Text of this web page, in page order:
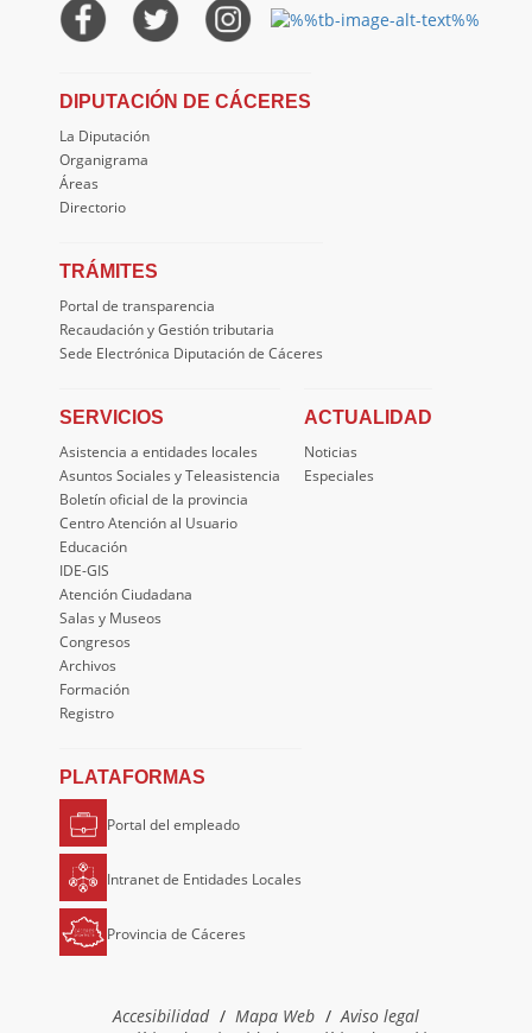
DIPUTACIÓN DE CÁCERES
La Diputación
Organigrama
Áreas
Directorio
TRÁMITES
Portal de transparencia
Recaudación y Gestión tributaria
Sede Electrónica Diputación de Cáceres
SERVICIOS
Asistencia a entidades locales
Asuntos Sociales y Teleasistencia
Boletín oficial de la provincia
Centro Atención al Usuario
Educación
IDE-GIS
Atención Ciudadana
Salas y Museos
Congresos
Archivos
Formación
Registro
ACTUALIDAD
Noticias
Especiales
PLATAFORMAS
Portal del empleado
Intranet de Entidades Locales
Provincia de Cáceres
Accesibilidad Mapa Web
Aviso legal